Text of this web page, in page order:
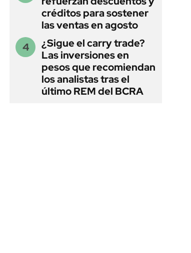
créditos para sostener
las ventas en agosto
¿Sigue el carry trade?
Las inversiones en
pesos que recomiendan
los analistas tras el
último REM del BCRA